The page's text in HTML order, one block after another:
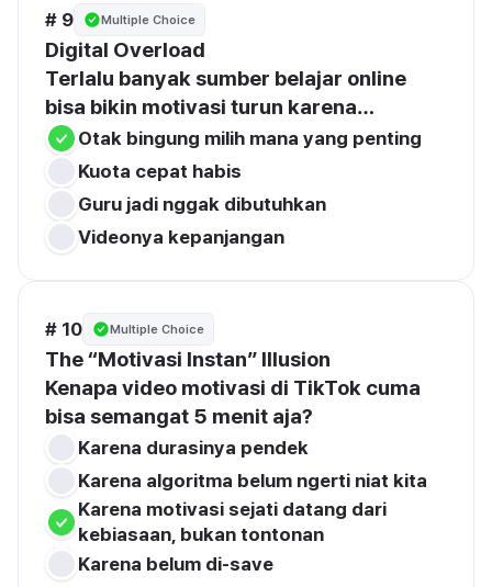
# 9 Multiple Choice
Digital Overload
Terlalu banyak sumber belajar online
bisa bikin motivasi turun karena…
Otak bingung milih mana yang penting
Kuota cepat habis
Guru jadi nggak dibutuhkan
Videonya kepanjangan
# 10 Multiple Choice
The “Motivasi Instan” Illusion
Kenapa video motivasi di TikTok cuma
bisa semangat 5 menit aja?
Karena durasinya pendek
Karena algoritma belum ngerti niat kita
Karena motivasi sejati datang dari
kebiasaan, bukan tontonan
Karena belum di-save